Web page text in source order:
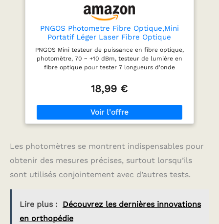
fibre optique offre des
lectures claires même
dans des environnements
très lumineux ou très
sombres. La lampe LED
intégrée facilite la
localisation et le suivi des
câbles fibre optique dans
travaux de câblage plus
universelle des interfaces
: Le photomètre fibre
optique dispose
compatibles avec les
connecteurs fibre SC, FC
et ST les plus courants.
Le capuchon de
efficacement la sonde
contre la poussière et les
rayures, assurant une
PNGOS Photometre Fibre Optique,Mini
Portatif Léger Laser Fibre Optique
Compteur De Lumière à Fibre Pour Tester
7 Longueurs D'onde Calibrées Compteur
De Puissance Optique Haute Précision
Rechargeable
PNGOS Mini testeur de puissance en fibre optique,
photomètre, 70 ~ +10 dBm, testeur de lumière en
fibre optique pour tester 7 longueurs d'onde
rechargeable, haute précision Câble électronique
PNGOS
18,99 €
Les photomètres se montrent indispensables pour
obtenir des mesures précises, surtout lorsqu’ils
sont utilisés conjointement avec d’autres tests.
Lire plus :
Découvrez les dernières innovations
en orthopédie